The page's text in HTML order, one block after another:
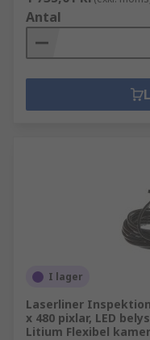
Antal
I lager
Laserliner
x 480 pixlar, LED
Litium Flexibel